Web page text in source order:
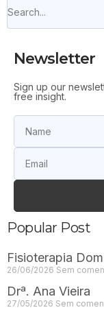
Newsletter
Sign up our
free insight.
Popular Post
Fisioterapia
26/06/2026 Sem
Drª. Ana Vieira
27/05/2026 Sem